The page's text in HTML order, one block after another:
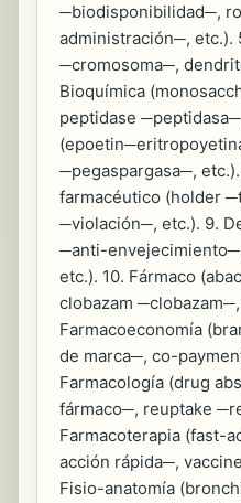
─biodisponibilidad─,
administración─, etc.).
─cromosoma─,
Bioquímica
peptidase
─pegaspargasa─,
farmacéutico (holder
─violación─, etc.). 9.
─anti-
etc.). 10. Fármaco
clobazam ─clobazam─,
Farmacoeconomía
de marca─, co-
Farmacología (drug
fármaco─, reuptake
Farmacoterapia (fast-
acción rápida─,
Fisio-anatomía